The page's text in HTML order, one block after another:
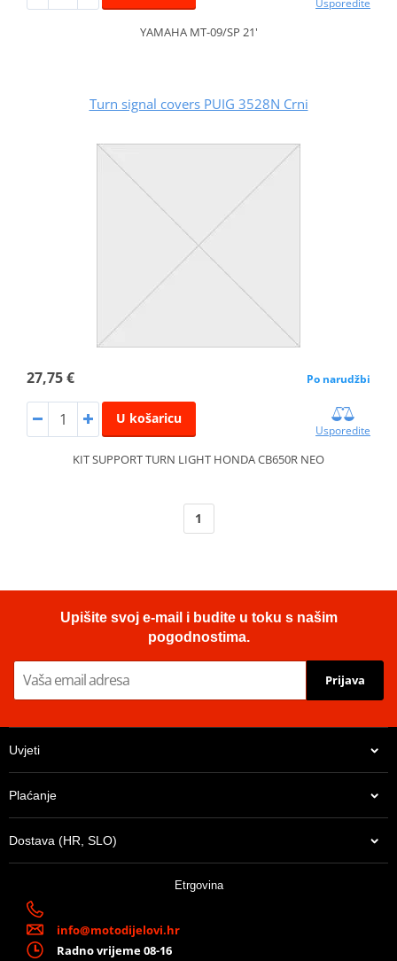
Usporedite
YAMAHA MT-09/SP 21'
Turn signal covers PUIG 3528N Crni
27,75 € Po narudžbi
U košaricu
Usporedite
KIT SUPPORT TURN LIGHT HONDA CB650R NEO
1
Upišite svoj e-mail i budite u toku s našim
pogodnostima.
Prijava
Uvjeti
Plaćanje
Dostava (HR, SLO)
Etrgovina
info@motodijelovi.hr
Radno vrijeme 08-16